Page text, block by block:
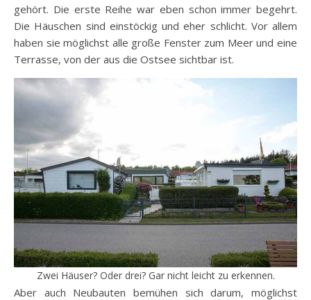
gehört. Die erste Reihe war eben schon immer begehrt.
Die Häuschen sind einstöckig und eher schlicht. Vor allem
haben sie möglichst alle große Fenster zum Meer und eine
Terrasse, von der aus die Ostsee sichtbar ist.
Zwei Häuser? Oder drei? Gar nicht leicht zu erkennen.
Aber auch Neubauten bemühen sich darum, möglichst